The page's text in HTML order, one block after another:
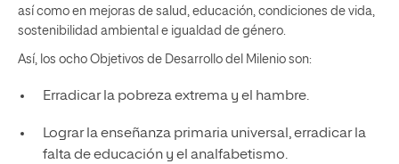
así como en mejoras de salud, educación, condiciones de vida,
sostenibilidad ambiental e igualdad de género.
Así, los ocho Objetivos de Desarrollo del Milenio son:
Erradicar la pobreza extrema y el hambre.
Lograr la enseñanza primaria universal, erradicar la
falta de educación y el analfabetismo.